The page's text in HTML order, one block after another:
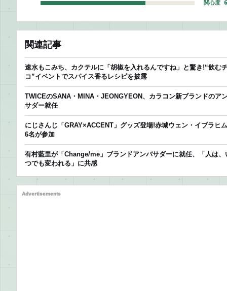
関心度
関連記事
速水もこみち、カクテルに「胡椒を入れるんですね」と驚き!“飲む
コ”イベントでスパイス香るレシピを披露
TWICEのSANA・MINA・JEONGYEON、カラコン新ブランドのア
サダー就任
にじさんじ「GRAY×ACCENT」グッズ登場!赤城ウェン・イブラヒ
6名が参加
有村藍里が「Change/me」ブランドアンバサダーに就任、「人は、
つでも変われる」に共感
Advertisements